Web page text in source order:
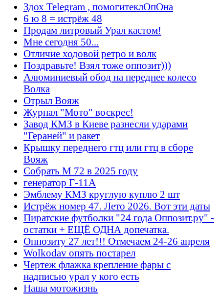
Здох Telegram , помогитеклОпОна
6 ю 8 = истрёж 48
Продам литровый Урал кастом!
Мне сегодня 50...
Отличие ходовой ретро и волк
Поздравьте! Взял тоже оппозит)))
Алюминиевый обод на переднее колесо
Волка
Отрыл Вояж
Журнал "Мото" воскрес!
Завод КМЗ в Киеве разнесли ударами
"Гераней" и ракет
Крышку переднего гтц или гтц в сборе
Вояж
Собрать М 72 в 2025 году
генератор Г-11А
Эмблему КМЗ круглую куплю 2 шт
Истрёж номер 47. Лето 2026. Вот эти даты
Пиратские футболки "24 года Оппозит.ру" -
остатки + ЕЩЁ ОДНА допечатка.
Оппозиту 27 лет!!! Отмечаем 24-26 апреля
Wolkodav опять постарел
Чертеж флажка крепление фары с
надписью урал у кого есть
Наша мотожизнь